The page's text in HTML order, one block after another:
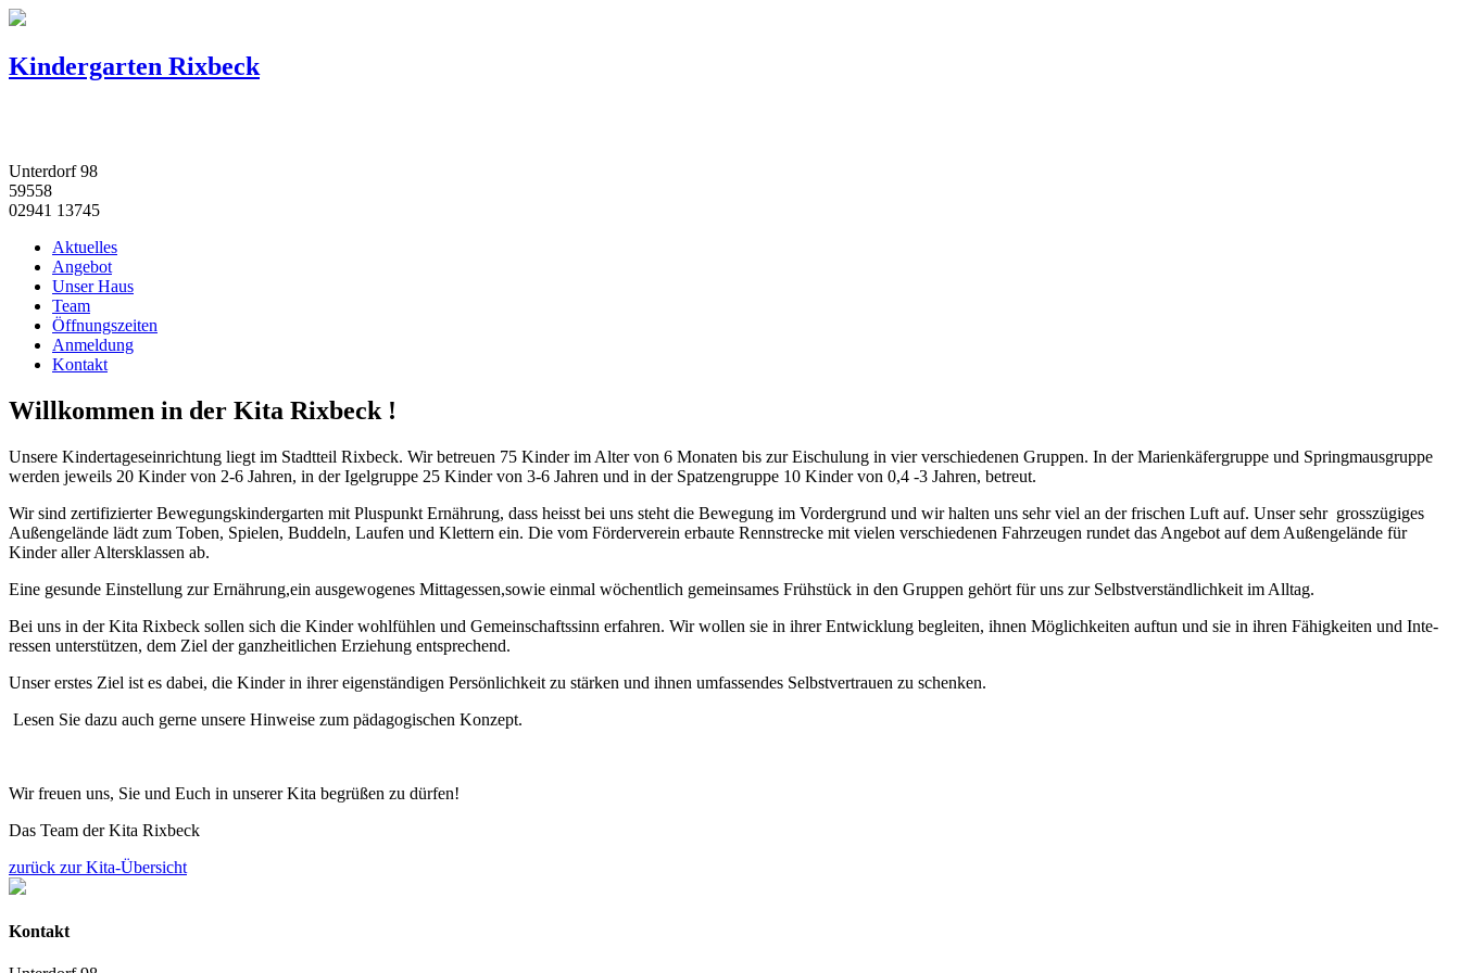
Kindergarten Rixbeck
Unterdorf 98
59558
02941 13745
Aktuelles
Angebot
Unser Haus
Team
Öffnungszeiten
Anmeldung
Kontakt
Willkommen in der Kita Rixbeck !
Unsere Kindertageseinrichtung liegt im Stadtteil Rixbeck. Wir betreuen 75 Kinder im Alter von 6 Monaten bis zur Eischulung in vier verschiedenen Gruppen. In der Marienkäfergruppe und Springmausgruppe
werden jeweils 20 Kinder von 2-6 Jahren, in der Igelgruppe 25 Kinder von 3-6 Jahren und in der Spatzengruppe 10 Kinder von 0,4 -3 Jahren, betreut.
Wir sind zertifizierter Bewegungskindergarten mit Pluspunkt Ernährung, dass heisst bei uns steht die Bewegung im Vordergrund und wir halten uns sehr viel an der frischen Luft auf. Unser sehr grosszügiges
Außengelände lädt zum Toben, Spielen, Buddeln, Laufen und Klettern ein. Die vom Förderverein erbaute Rennstrecke mit vielen verschiedenen Fahrzeugen rundet das Angebot auf dem Außengelände für
Kinder aller Altersklassen ab.
Eine gesunde Einstellung zur Ernährung,ein ausgewogenes Mittagessen,sowie einmal wöchentlich gemeinsames Frühstück in den Gruppen gehört für uns zur Selbstverständlichkeit im Alltag.
Bei uns in der Kita Rixbeck sollen sich die Kinder wohlfühlen und Gemeinschaftssinn erf­ahren. Wir wollen sie in ihrer Entwick­lung begleiten, ihnen Möglichkeiten auftun und sie in ihren Fähigkeiten und Inte­
ressen unterstützen, dem Ziel der ganzheitlichen Erziehung entsprechend.
Unser erstes Ziel ist es dabei, die Kinder in ihrer eigenständigen Persönlichkeit zu stärken und ihnen umfassendes Selbst­ver­trau­en zu schenken.
Lesen Sie dazu auch gerne unsere Hinweise zum pädagogischen Konzept.
Wir freuen uns, Sie und Euch in unserer Kita begrüßen zu dürfen!
Das Team der Kita Rixbeck
zurück zur Kita-Übersicht
Kontakt